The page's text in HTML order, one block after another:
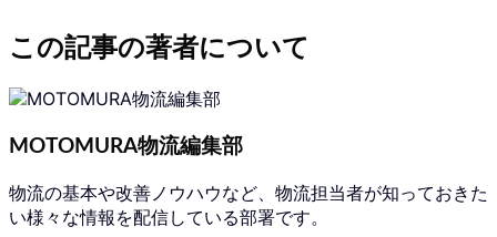
この記事の著者について
MOTOMURA物流編集部
物流の基本や改善ノウハウなど、物流担当者が知っておきた
い様々な情報を配信している部署です。